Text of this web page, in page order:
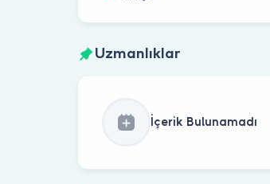
Uzmanlıklar
İçerik Bulunamadı